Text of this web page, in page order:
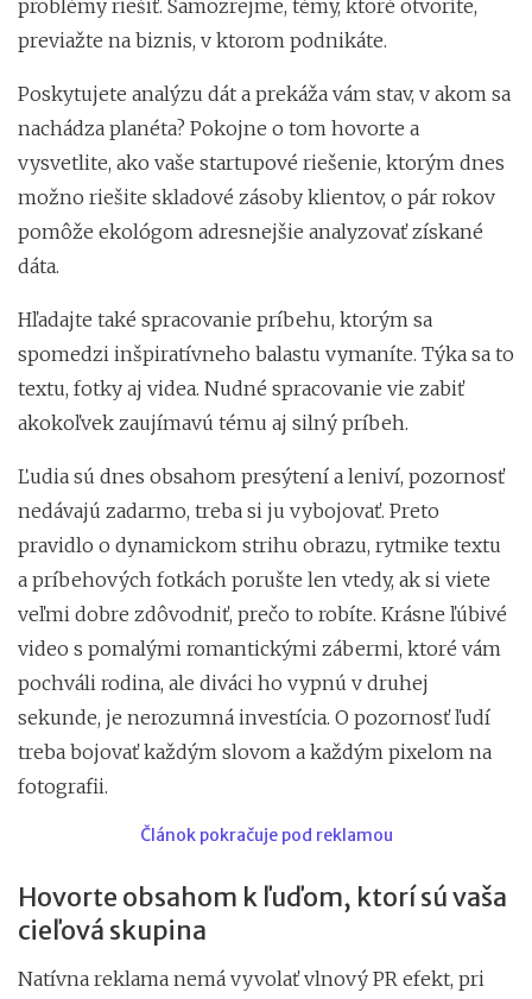
problémy riešiť. Samozrejme, témy, ktoré otvoríte,
previažte na biznis, v ktorom podnikáte.
Poskytujete analýzu dát a prekáža vám stav, v akom sa
nachádza planéta? Pokojne o tom hovorte a
vysvetlite, ako vaše startupové riešenie, ktorým dnes
možno riešite skladové zásoby klientov, o pár rokov
pomôže ekológom adresnejšie analyzovať získané
dáta.
Hľadajte také spracovanie príbehu, ktorým sa
spomedzi inšpiratívneho balastu vymaníte. Týka sa to
textu, fotky aj videa. Nudné spracovanie vie zabiť
akokoľvek zaujímavú tému aj silný príbeh.
Ľudia sú dnes obsahom presýtení a leniví, pozornosť
nedávajú zadarmo, treba si ju vybojovať. Preto
pravidlo o dynamickom strihu obrazu, rytmike textu
a príbehových fotkách porušte len vtedy, ak si viete
veľmi dobre zdôvodniť, prečo to robíte. Krásne ľúbivé
video s pomalými romantickými zábermi, ktoré vám
pochváli rodina, ale diváci ho vypnú v druhej
sekunde, je nerozumná investícia. O pozornosť ľudí
treba bojovať každým slovom a každým pixelom na
fotografii.
Článok pokračuje pod reklamou
Hovorte obsahom k ľuďom, ktorí sú vaša
cieľová skupina
Natívna reklama nemá vyvolať vlnový PR efekt, pri